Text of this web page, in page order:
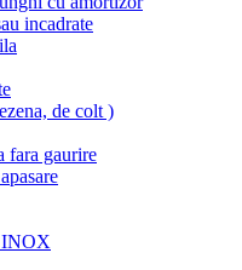
incadrate
de colt )
fara gaurire